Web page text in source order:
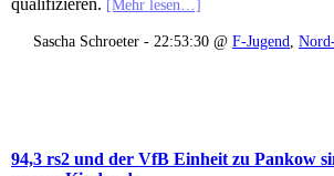
qualifizieren. [Mehr lesen…]
Sascha Schroeter - 22:53:30 @ F-Jugend,
94,3 rs2 und der VfB Einheit zu Pankow